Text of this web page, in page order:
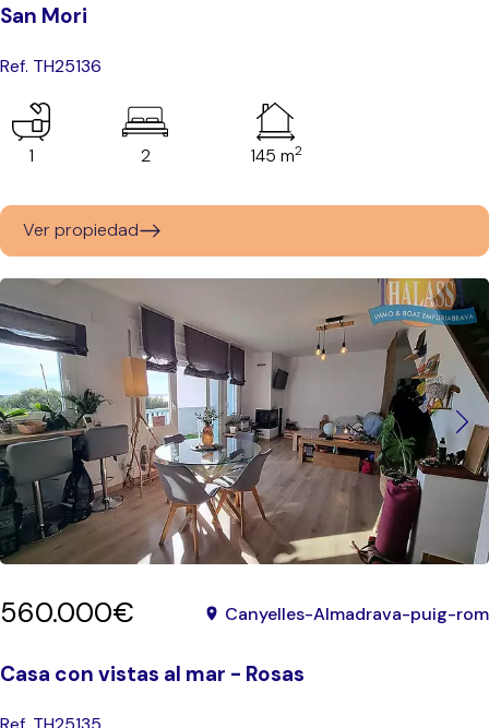
San Mori
Ref. TH25136
1 2 145 m2
Ver propiedad
560.000€ Canyelles-Almadrava-puig-rom
Casa con vistas al mar - Rosas